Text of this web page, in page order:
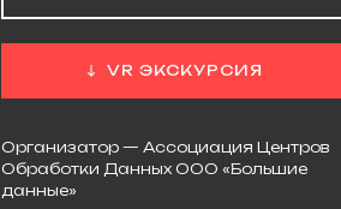
VR ЭКСКУРСИЯ
Организатор — Ассоциация Центров
Обработки Данных ООО «Большие
данные»